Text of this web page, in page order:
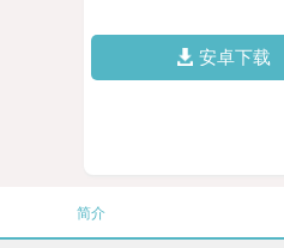
安卓下载
简介